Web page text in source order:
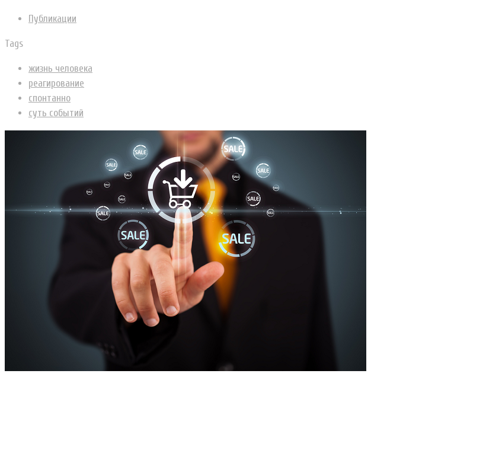
Публикации
Tags
жизнь человека
реагирование
спонтанно
суть событий